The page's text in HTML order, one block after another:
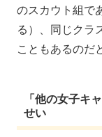
のスカウト組で
る）、同じクラ
こともあるのだ
「他の女子キ
せい